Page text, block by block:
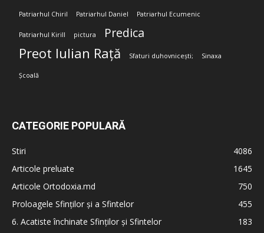
Patriarhul Chiril Patriarhul Daniel Patriarhul Ecumenic
Patriarhul Kirill pictura Predica
Preot Iulian Rață Sfaturi duhovnicești; Sinaxa
Școală
CATEGORIE POPULARĂ
Stiri
4086
Articole preluate
1645
Articole Ortodoxia.md
750
Proloagele Sfinților și a Sfintelor
455
6. Acatiste închinate Sfinților și Sfintelor
183